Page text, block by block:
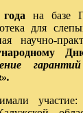
на базе
для
научно-